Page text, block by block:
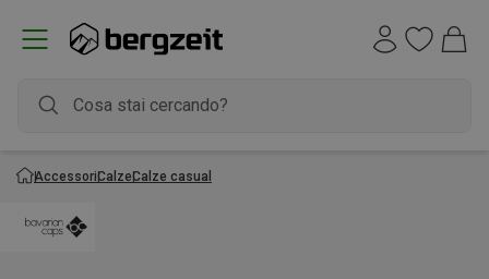
AccessoriCalzeCalze casual